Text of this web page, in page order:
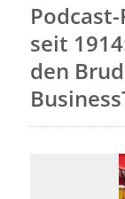
seit
den